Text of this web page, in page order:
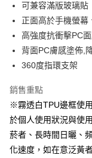
悠遊付
AFTEE先享後付
相關說明
【關於「AFTEE先享後
便利好安心！
１．簡單：不需註冊會
２．便利：只要手機號
３．安心：先確認商品
１．於結帳方式選擇「
運送方式
全家取貨付款
每筆NT$60，滿
可兼容滿版玻璃貼
正面高於手機螢幕
高強度抗衝擊PC
背面PC膚感塗佈,
360度指環支架
銷售重點
※霧透白TPU邊框使
於個人使用狀況與使
菸者、長時間日曬、
化速度，如在意泛黃